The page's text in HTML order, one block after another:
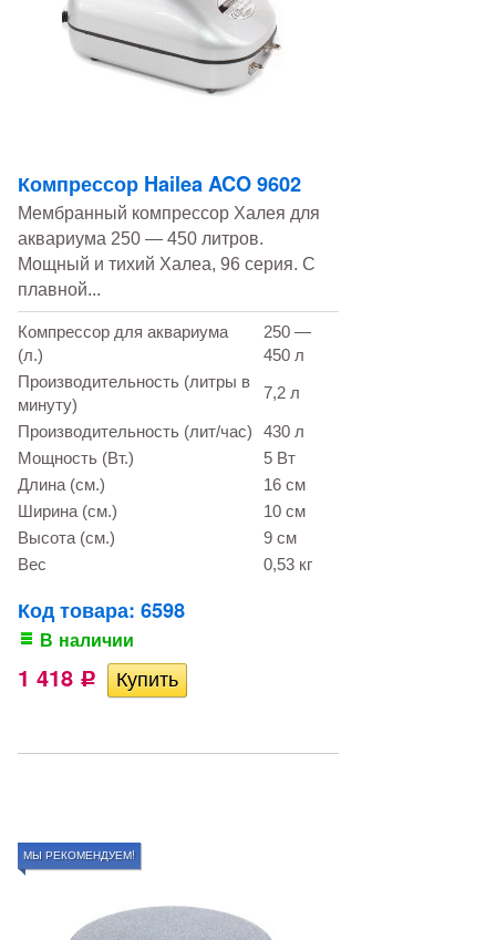
Компрессор Hailea ACO 9602
Мембранный компрессор Халея для
аквариума 250 — 450 литров.
Мощный и тихий Халеа, 96 серия. С
плавной...
Компрессор для аквариума
(л.)
250 —
450 л
Производительность (литры в
минуту)
7,2 л
Производительность (лит/час)
430 л
Мощность (Вт.)
5 Вт
Длина (см.)
16 см
Ширина (см.)
10 см
Высота (см.)
9 см
Вес
0,53 кг
Код товара: 6598
В наличии
1 418 Р
МЫ РЕКОМЕНДУЕМ!